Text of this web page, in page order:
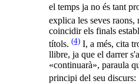
el temps ja no és tant
explica les seves
coincidir els finals
títols. (4) I, a més, cita
llibre, ja que el darrer
«continuarà», paraula
principi del seu discurs: